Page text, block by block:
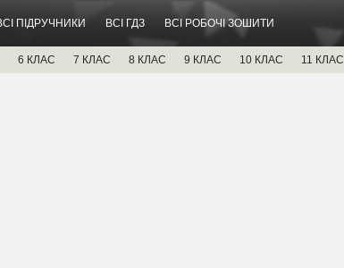
ПІДРУЧНИКИ ВСІ ГДЗ ВСІ РОБОЧІ ЗОШИТИ
6 КЛАС 7 КЛАС 8 КЛАС 9 КЛАС 10 КЛАС 11 КЛАС